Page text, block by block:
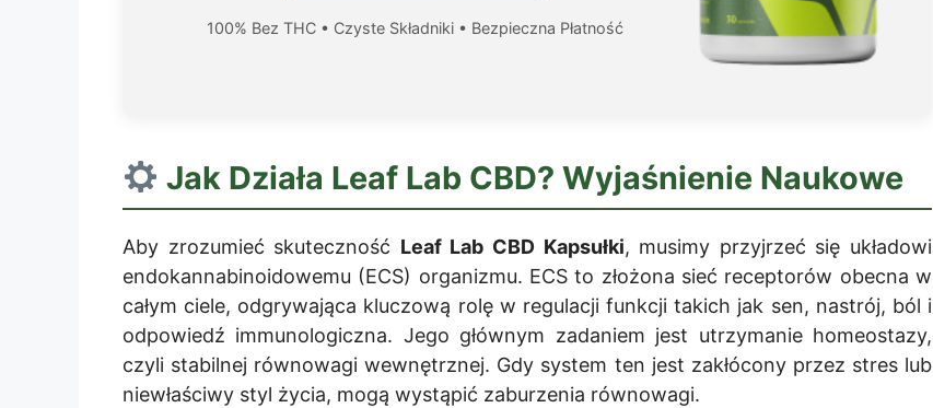
100% Bez THC • Czyste Składniki • Bezpieczna Płatność
Jak Działa Leaf Lab CBD? Wyjaśnienie Naukowe
Aby zrozumieć skuteczność Leaf Lab CBD Kapsułki, musimy przyjrzeć się układowi
endokannabinoidowemu (ECS) organizmu. ECS to złożona sieć receptorów obecna w
całym ciele, odgrywająca kluczową rolę w regulacji funkcji takich jak sen, nastrój, ból i
odpowiedź immunologiczna. Jego głównym zadaniem jest utrzymanie homeostazy,
czyli stabilnej równowagi wewnętrznej. Gdy system ten jest zakłócony przez stres lub
niewłaściwy styl życia, mogą wystąpić zaburzenia równowagi.